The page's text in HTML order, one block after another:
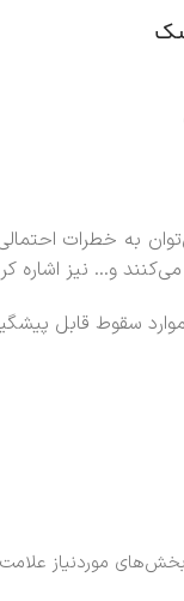
بالا، می‌توان به
می‌کنند و… نیز
سقوط قابل
بخش‌های موردنیاز